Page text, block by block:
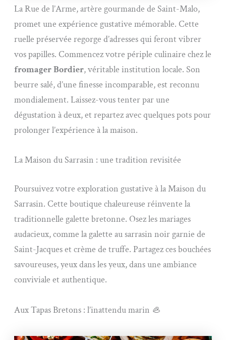
La Rue de l’Arme, artère gourmande de Saint-Malo,
promet une expérience gustative mémorable. Cette
ruelle préservée regorge d’adresses qui feront vibrer
vos papilles. Commencez votre périple culinaire chez le
fromager Bordier, véritable institution locale. Son
beurre salé, d’une finesse incomparable, est reconnu
mondialement. Laissez-vous tenter par une
dégustation à deux, et repartez avec quelques pots pour
prolonger l’expérience à la maison.
La Maison du Sarrasin : une tradition revisitée
Poursuivez votre exploration gustative à la Maison du
Sarrasin. Cette boutique chaleureuse réinvente la
traditionnelle galette bretonne. Osez les mariages
audacieux, comme la galette au sarrasin noir garnie de
Saint-Jacques et crème de truffe. Partagez ces bouchées
savoureuses, yeux dans les yeux, dans une ambiance
conviviale et authentique.
Aux Tapas Bretons : l’inattendu marin 🦪